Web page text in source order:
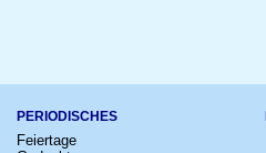
PERIODISCHES
Feiertage